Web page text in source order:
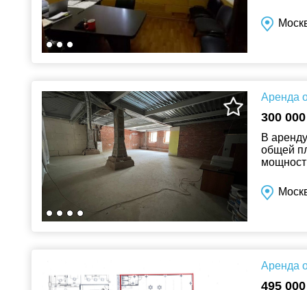
Аренда
300
В
общей
Аренда
495